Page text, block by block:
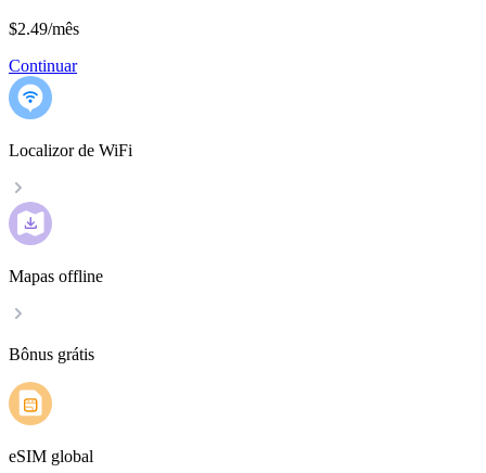
$2.49/mês
Continuar
Localizor de WiFi
Mapas offline
Bônus grátis
eSIM global